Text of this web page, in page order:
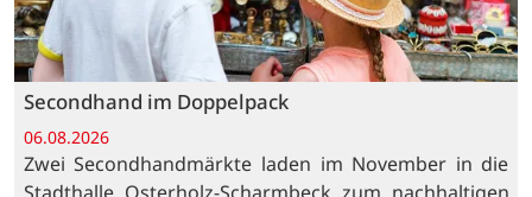
Secondhand im Doppelpack
06.08.2026
Zwei Secondhandmärkte laden im November in die
Stadthalle Osterholz-Scharmbeck zum nachhaltigen